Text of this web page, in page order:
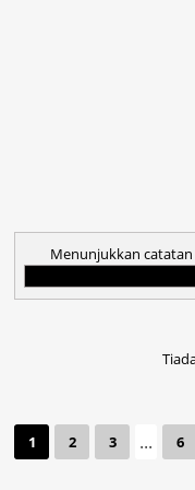
Menunjukkan
1 2 3 ... 6